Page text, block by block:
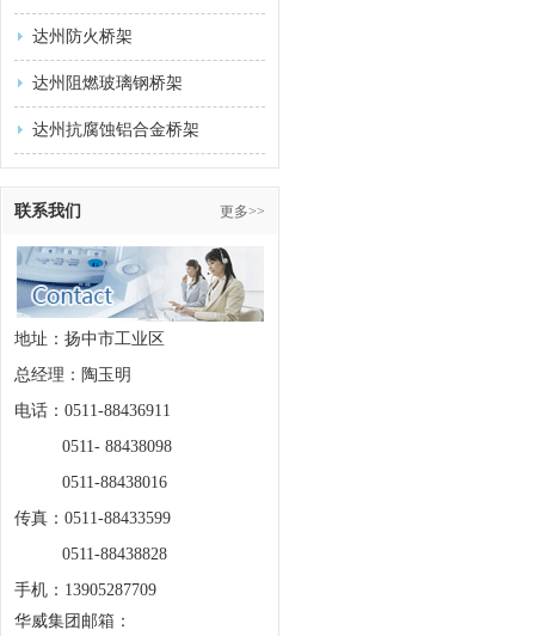
达州防火桥架
达州阻燃玻璃钢桥架
达州抗腐蚀铝合金桥架
联系我们 更多>>
地址：扬中市工业区
总经理：陶玉明
电话：0511-88436911
0511- 88438098
0511-88438016
传真：0511-88433599
0511-88438828
手机：13905287709
华威集团邮箱：